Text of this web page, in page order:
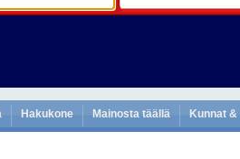
Hakukone Mainosta täällä Kunnat